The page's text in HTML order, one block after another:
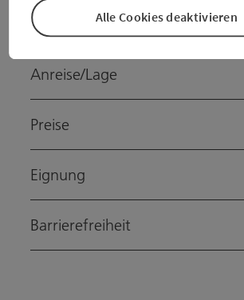
Veranstaltungsort
Anreise/Lage
Preise
Eignung
Barrierefreiheit
Alle Cookies deaktivieren